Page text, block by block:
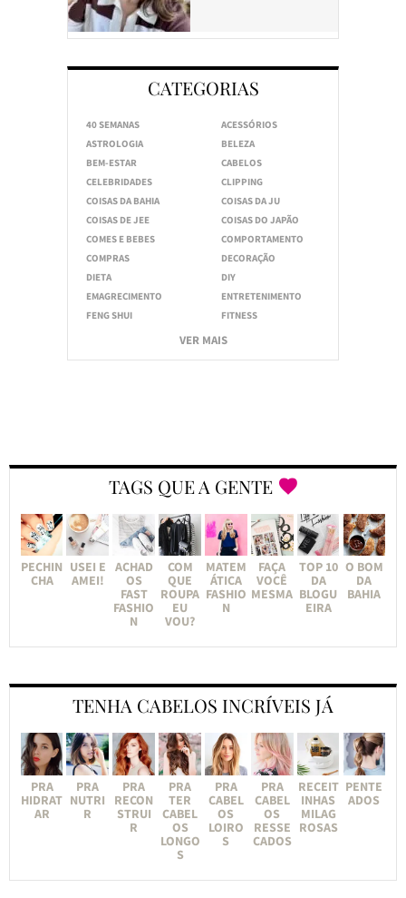
CATEGORIAS
40 SEMANAS
ACESSÓRIOS
ASTROLOGIA
BELEZA
BEM-ESTAR
CABELOS
CELEBRIDADES
CLIPPING
COISAS DA BAHIA
COISAS DA JU
COISAS DE JEE
COISAS DO JAPÃO
COMES E BEBES
COMPORTAMENTO
COMPRAS
DECORAÇÃO
DIETA
DIY
EMAGRECIMENTO
ENTRETENIMENTO
FENG SHUI
FITNESS
VER MAIS
TAGS QUE A GENTE
PECHIN
CHA
USEI E
AMEI!
ACHAD
OS
FAST
FASHIO
N
COM
QUE
ROUPA
EU
VOU?
MATEM
ÁTICA
FASHIO
N
FAÇA
VOCÊ
MESMA
TOP 10
DA
BLOGU
EIRA
O BOM
DA
BAHIA
TENHA CABELOS INCRÍVEIS JÁ
PRA
HIDRAT
AR
PRA
NUTRI
R
PRA
RECON
STRUI
R
PRA
TER
CABEL
OS
LONGO
S
PRA
CABEL
OS
LOIRO
S
PRA
CABEL
OS
RESSE
CADOS
RECEIT
INHAS
MILAG
ROSAS
PENTE
ADOS